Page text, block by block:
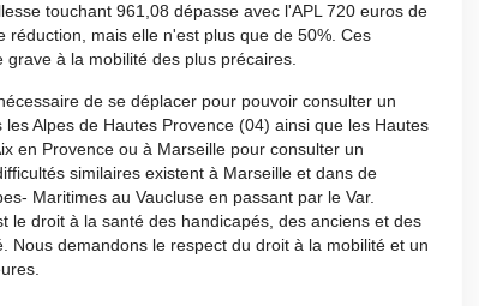
touchant 961,08 dépasse avec l'APL 720 euros de
réduction, mais elle n'est plus que de 50%. Ces
à la mobilité des plus précaires.
de se déplacer pour pouvoir consulter un
Alpes de Hautes Provence (04) ainsi que les Hautes
en Provence ou à Marseille pour consulter un
similaires existent à Marseille et dans de
Maritimes au Vaucluse en passant par le Var.
le droit à la santé des handicapés, des anciens et des
Nous demandons le respect du droit à la mobilité et un